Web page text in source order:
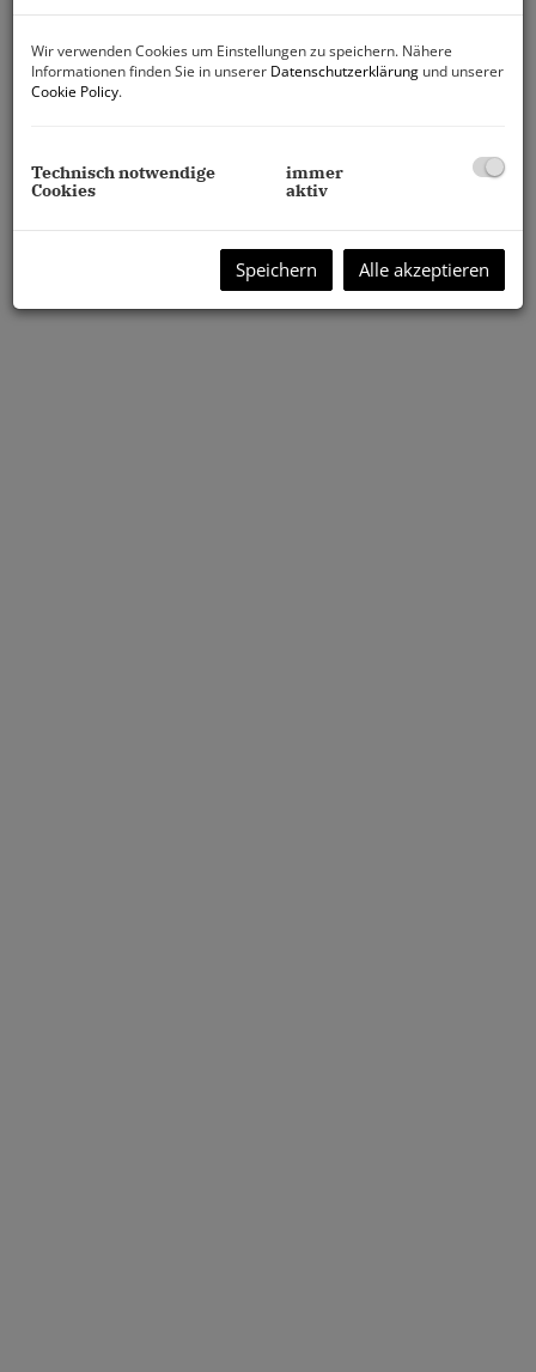
Wir verwenden Cookies um Einstellungen zu speichern. Nähere
Informationen finden Sie in unserer Datenschutzerklärung und unserer
Cookie Policy.
Technisch notwendige
Cookies
immer
aktiv
Speichern Alle akzeptieren